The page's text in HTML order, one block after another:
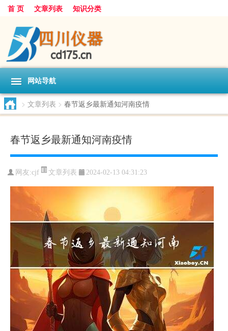
首 页 文章列表 知识分类
网站导航
> 文章列表 > 春节返乡最新通知河南疫情
春节返乡最新通知河南疫情
网友:cjf 文章列表 2024-02-13 04:31:23